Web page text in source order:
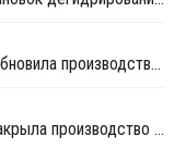
Компания Tamilnadu Petroproducts возобновила производство окиси пропилена
Deepak Fertilisers and Petrochemicals закрыла производство изопропилового спирта из-за перебоев в поставках пропилена